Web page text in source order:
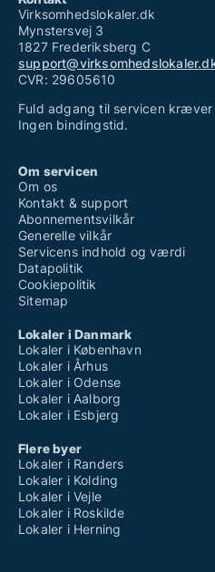
Virksomhedslokaler.dk
Mynstersvej 3
1827 Frederiksberg C
CVR: 29605610
Fuld adgang til servicen
Ingen bindingstid.
Om servicen
Om os
Kontakt & support
Abonnementsvilkår
Generelle vilkår
Servicens indhold og værdi
Datapolitik
Cookiepolitik
Sitemap
Lokaler i Danmark
Lokaler i København
Lokaler i Århus
Lokaler i Odense
Lokaler i Aalborg
Lokaler i Esbjerg
Flere byer
Lokaler i Randers
Lokaler i Kolding
Lokaler i Vejle
Lokaler i Roskilde
Lokaler i Herning